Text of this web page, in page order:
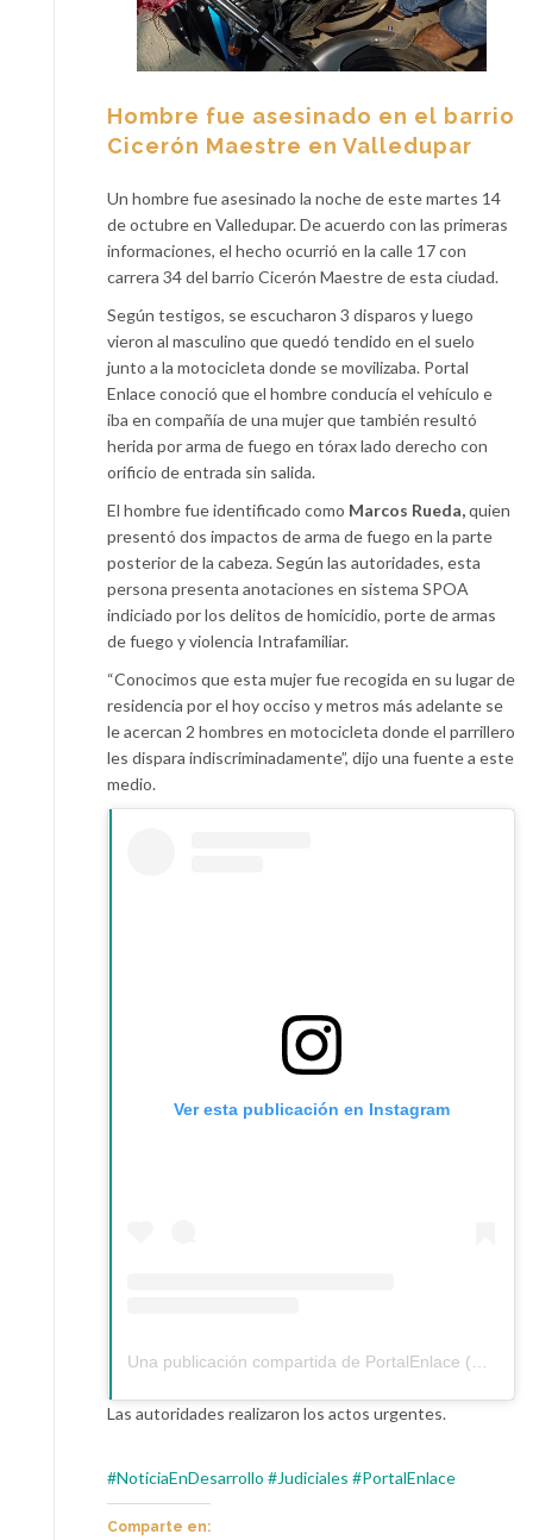
Hombre fue asesinado en el barrio
Cicerón Maestre en Valledupar
Un hombre fue asesinado la noche de este martes 14
de octubre en Valledupar. De acuerdo con las primeras
informaciones, el hecho ocurrió en la calle 17 con
carrera 34 del barrio Cicerón Maestre de esta ciudad.
Según testigos, se escucharon 3 disparos y luego
vieron al masculino que quedó tendido en el suelo
junto a la motocicleta donde se movilizaba. Portal
Enlace conoció que el hombre conducía el vehículo e
iba en compañía de una mujer que también resultó
herida por arma de fuego en tórax lado derecho con
orificio de entrada sin salida.
El hombre fue identificado como Marcos Rueda,quien
presentó dos impactos de arma de fuego en la parte
posterior de la cabeza. Según las autoridades, esta
persona presenta anotaciones en sistema SPOA
indiciado por los delitos de homicidio, porte de armas
de fuego y violencia Intrafamiliar.
“Conocimos que esta mujer fue recogida en su lugar de
residencia por el hoy occiso y metros más adelante se
le acercan 2 hombres en motocicleta donde el parrillero
les dispara indiscriminadamente”, dijo una fuente a este
medio.
Ver esta publicación en Instagram
Las autoridades realizaron los actos urgentes.
#NoticiaEnDesarrollo #Judiciales #PortalEnlace
Comparte en: